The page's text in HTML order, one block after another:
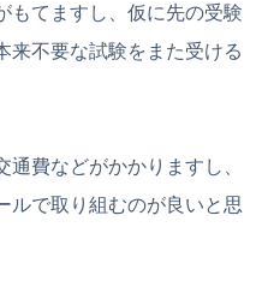
もてますし、仮に先の受験
来不要な試験をまた受ける
費などがかかりますし、
ルで取り組むのが良いと思